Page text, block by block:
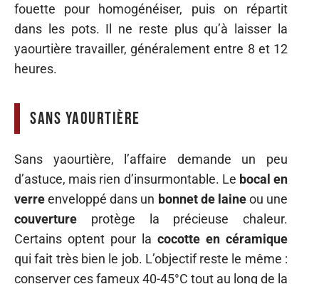
fouette pour homogénéiser, puis on répartit
dans les pots. Il ne reste plus qu’à laisser la
yaourtière travailler, généralement entre 8 et 12
heures.
Sans yaourtière
Sans yaourtière, l’affaire demande un peu
d’astuce, mais rien d’insurmontable. Le bocal en
verreenveloppé dans un bonnet de laineou une
couverture protège la précieuse chaleur.
Certains optent pour la cocotte en céramique
qui fait très bien le job. L’objectif reste le même :
conserver ces fameux 40-45°C tout au long de la